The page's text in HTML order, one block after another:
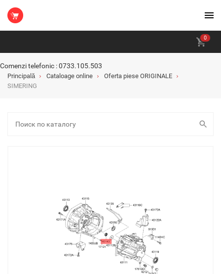
0
Comenzi telefonic : 0733.105.503
Principală Cataloage online
Oferta piese ORIGINALE
SIMERING